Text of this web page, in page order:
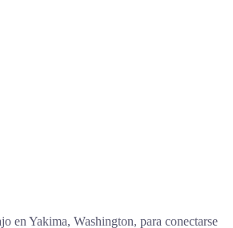
en Yakima, Washington, para conectarse